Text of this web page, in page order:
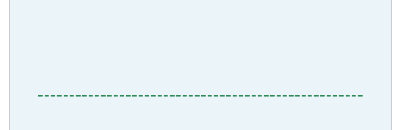
----------------------------------------------------